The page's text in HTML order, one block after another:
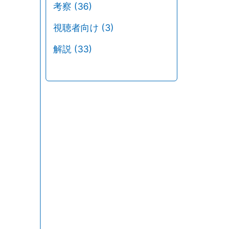
考察 (36)
視聴者向け (3)
解説 (33)